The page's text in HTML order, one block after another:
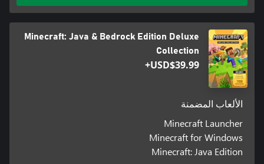
Minecraft: Java & Bedrock Edition Deluxe
Collection
USD$39.99+
الألعاب المضمنة
Minecraft Launcher
Minecraft for Windows
Minecraft: Java Edition